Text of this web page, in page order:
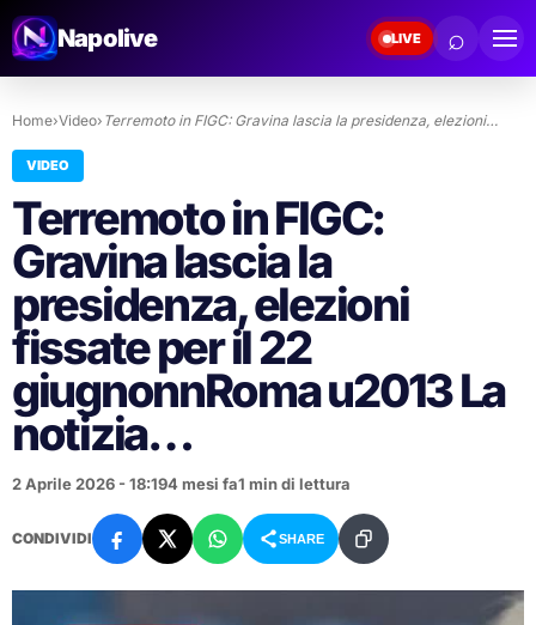
Napolive LIVE ⌕
Home›Video› Terremoto in FIGC: Gravina lascia la presidenza, elezioni…
VIDEO
Terremoto in FIGC:
Gravina lascia la
presidenza, elezioni
fissate per il 22
giugnonnRoma u2013 La
notizia…
2 Aprile 2026 - 18:194 mesi fa1 min di lettura
CONDIVIDI SHARE